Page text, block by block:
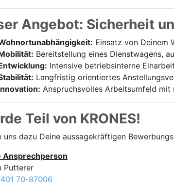
Angebot: Sicherheit
Einsatz von Deinem
Bereitstellung eines Dienstwagens,
Intensive betriebsinterne
Langfristig orientiertes
Anspruchsvolles Arbeitsumfeld
Teil von KRONES!
uns dazu Deine aussage­kräftigen
Ansprechperson
Putterer
70-87006